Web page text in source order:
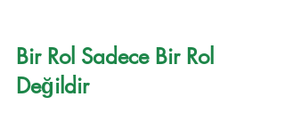
Bir Rol Sadece Bir Rol
Değildir